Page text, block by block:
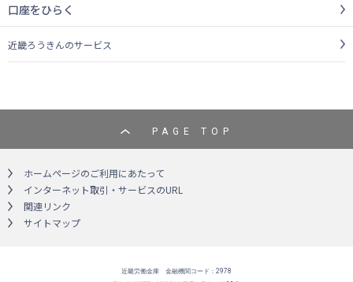
口座をひらく
近畿ろうきんのサービス
PAGE TOP
ホームページのご利用にあたって
インターネット取引・サービスのURL
関連リンク
サイトマップ
近畿労働金庫 金融機関コード：2978